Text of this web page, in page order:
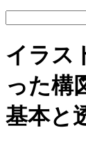
イラス
った構
基本と